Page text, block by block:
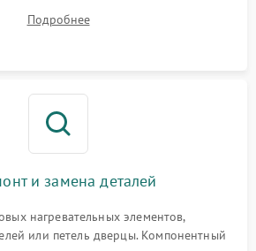
датчиков температуры,
режимов и мотора конвекции.
Подробнее
и замена деталей
нагревательных элементов,
или петель дверцы. Компонентный